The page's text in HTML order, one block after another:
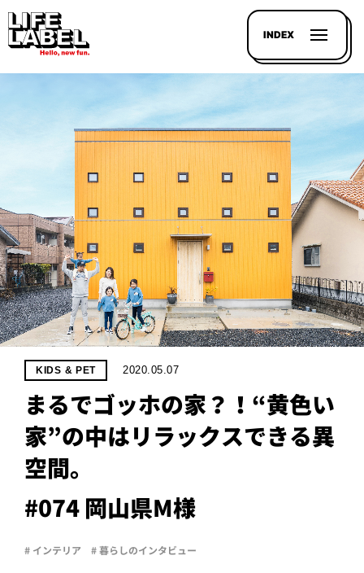
INDEX
記事を
探す
LL
HOUSE
LINE-
UP
WHAT’S
LIFE
LABEL
KIDS & PET 2020.05.07
まるでゴッホの家？！“黄色い
家”の中はリラックスできる異
空間。
#074 岡山県M様
# インテリア # 暮らしのインタビュー